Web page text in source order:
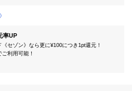
率UP
セゾン》なら更に¥100につき1pt還元！
利用可能！